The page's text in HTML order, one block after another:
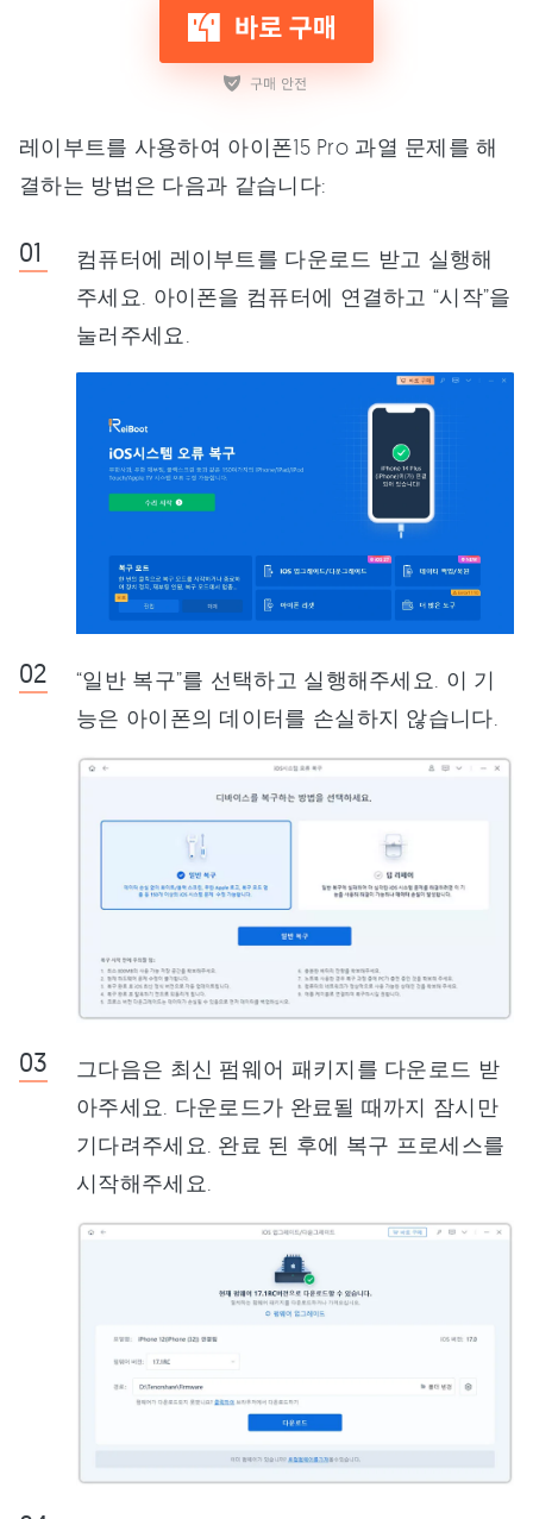
레이부트를 사용하여 아이폰15 Pro 과열 문제를 해
결하는 방법은 다음과 같습니다:
컴퓨터에 레이부트를 다운로드 받고 실행해
주세요. 아이폰을 컴퓨터에 연결하고 “시작”을
눌러주세요.
“일반 복구”를 선택하고 실행해주세요. 이 기
능은 아이폰의 데이터를 손실하지 않습니다.
그다음은 최신 펌웨어 패키지를 다운로드 받
아주세요. 다운로드가 완료될 때까지 잠시만
기다려주세요. 완료 된 후에 복구 프로세스를
시작해주세요.